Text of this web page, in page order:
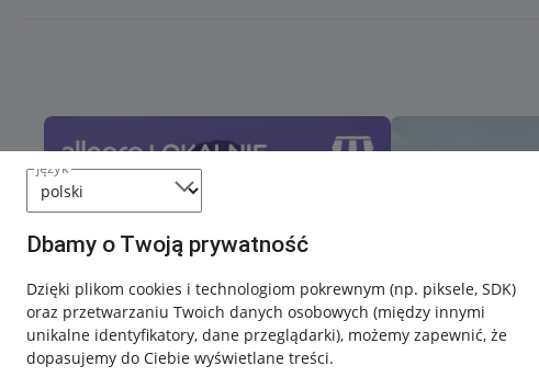
język
Dbamy o Twoją prywatność
Dzięki plikom cookies i technologiom pokrewnym (np. piksele, SDK)
oraz przetwarzaniu Twoich danych osobowych (między innymi
unikalne identyfikatory, dane przeglądarki), możemy zapewnić, że
dopasujemy do Ciebie wyświetlane treści.